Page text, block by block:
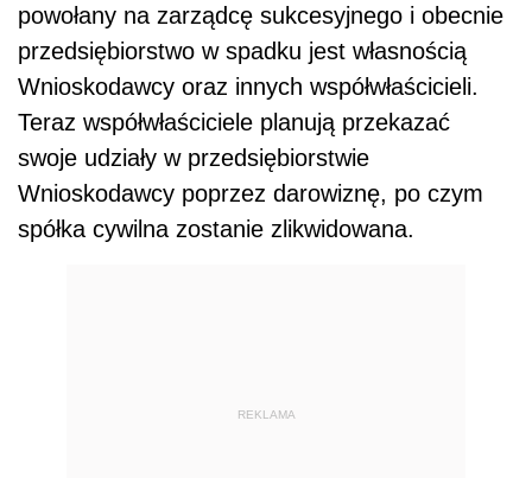
powołany na zarządcę sukcesyjnego i obecnie
przedsiębiorstwo w spadku jest własnością
Wnioskodawcy oraz innych współwłaścicieli.
Teraz współwłaściciele planują przekazać
swoje udziały w przedsiębiorstwie
Wnioskodawcy poprzez darowiznę, po czym
spółka cywilna zostanie zlikwidowana.
REKLAMA